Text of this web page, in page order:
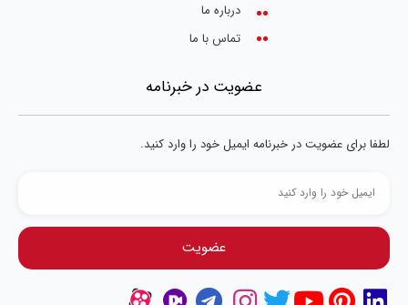
درباره ما
تماس با ما
عضویت در خبرنامه
لطفا برای عضویت در خبرنامه ایمیل خود را وارد کنید.
عضویت